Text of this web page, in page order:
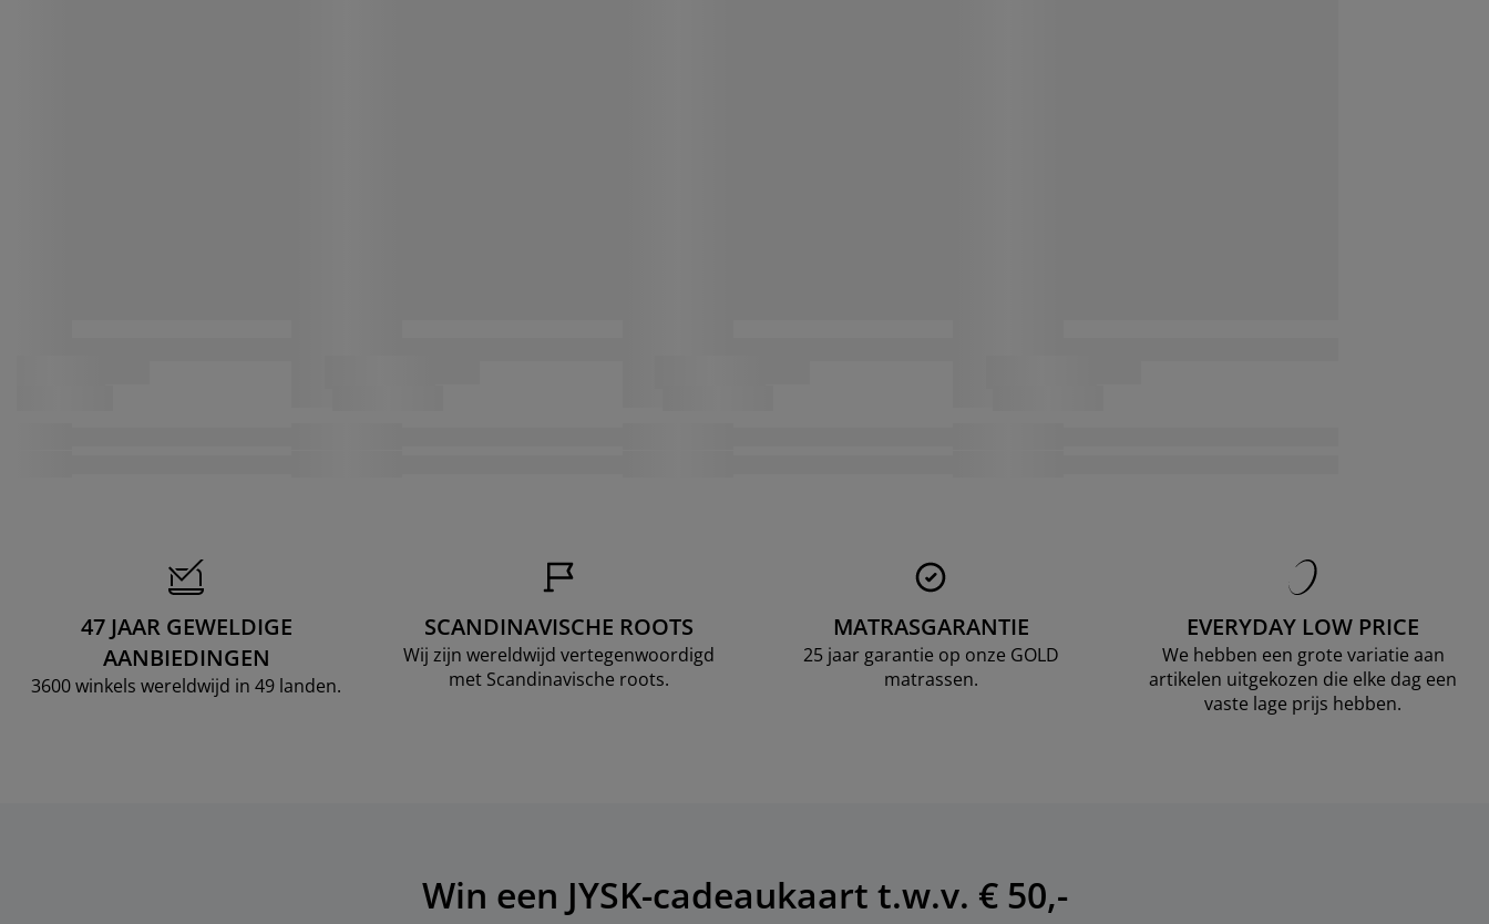
47 JAAR GEWELDIGE
AANBIEDINGEN
3600 winkels wereldwijd in 49 landen.
SCANDINAVISCHE ROOTS
Wij zijn wereldwijd vertegenwoordigd
met Scandinavische roots.
MATRASGARANTIE
25 jaar garantie op onze GOLD
matrassen.
EVERYDAY LOW PRICE
We hebben een grote variatie aan
artikelen uitgekozen die elke dag een
vaste lage prijs hebben.
Win een JYSK-cadeaukaart t.w.v. € 50,-